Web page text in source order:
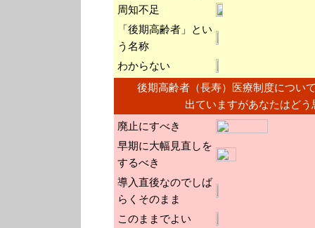
周知不足
「後期高齢者」とい
う名称
わからない
後期高齢者（長寿）医療制度につい
出ていますがあなたはどう
廃止にすべき
早期に大幅見直しを
するべき
導入直後なのでしば
らくそのまま
このままでよい